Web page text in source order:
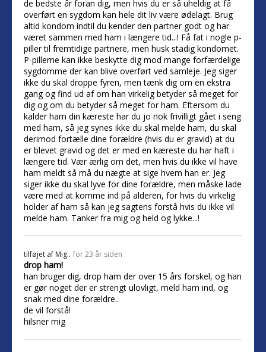
de bedste år foran dig, men hvis du er så uheldig at få
overført en sygdom kan hele dit liv være ødelagt. Brug
altid kondom indtil du kender den partner godt og har
været sammen med ham i længere tid...! Få fat i nogle p-
piller til fremtidige partnere, men husk stadig kondomet.
P-pillerne kan ikke beskytte dig mod mange forfærdelige
sygdomme der kan blive overført ved samleje. Jeg siger
ikke du skal droppe fyren, men tænk dig om en ekstra
gang og find ud af om han virkelig betyder så meget for
dig og om du betyder så meget for ham. Eftersom du
kalder ham din kæreste har du jo nok frivilligt gået i seng
med ham, så jeg synes ikke du skal melde ham, du skal
derimod fortælle dine forældre (hvis du er gravid) at du
er blevet gravid og det er med en kæreste du har haft i
længere tid. Vær ærlig om det, men hvis du ikke vil have
ham meldt så må du nægte at sige hvem han er. Jeg
siger ikke du skal lyve for dine forældre, men måske lade
være med at komme ind på alderen, for hvis du virkelig
holder af ham så kan jeg sagtens forstå hvis du ikke vil
melde ham. Tanker fra mig og held og lykke...!
tilføjet af Mig.. for 23 år siden
drop ham!
han bruger dig, drop ham der over 15 års forskel, og han
er gør noget der er strengt ulovligt, meld ham ind, og
snak med dine forældre..
de vil forstå!
hilsner mig